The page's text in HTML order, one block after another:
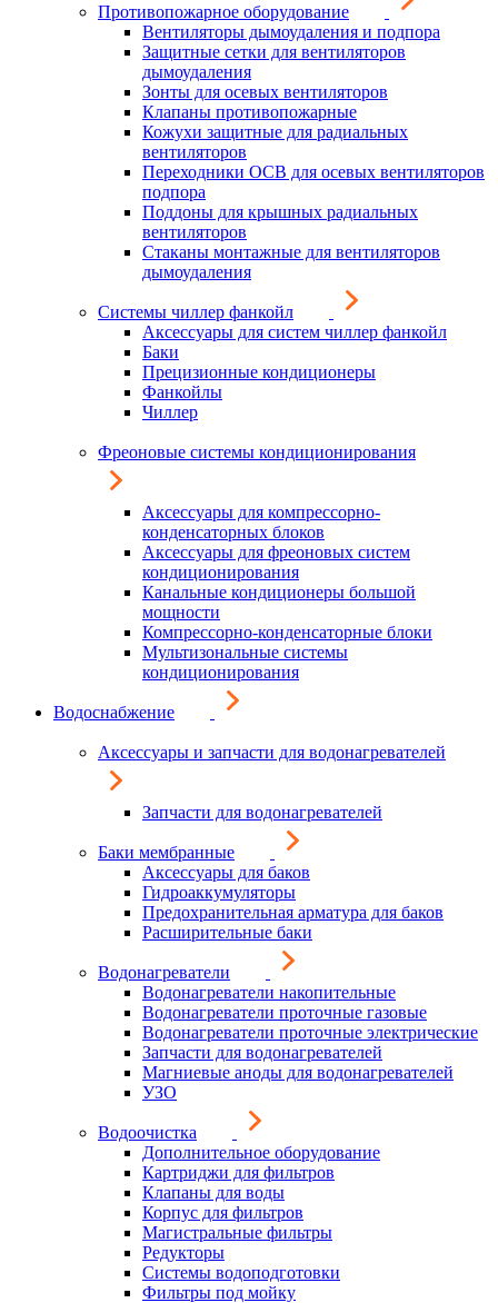
Противопожарное оборудование
Вентиляторы дымоудаления и подпора
Защитные сетки для вентиляторов
дымоудаления
Зонты для осевых вентиляторов
Клапаны противопожарные
Кожухи защитные для радиальных
вентиляторов
Переходники ОСВ для осевых вентиляторов
подпора
Поддоны для крышных радиальных
вентиляторов
Стаканы монтажные для вентиляторов
дымоудаления
Системы чиллер фанкойл
Аксессуары для систем чиллер фанкойл
Баки
Прецизионные кондиционеры
Фанкойлы
Чиллер
Фреоновые системы кондиционирования
Аксессуары для компрессорно-
конденсаторных блоков
Аксессуары для фреоновых систем
кондиционирования
Канальные кондиционеры большой
мощности
Компрессорно-конденсаторные блоки
Мультизональные системы
кондиционирования
Водоснабжение
Аксессуары и запчасти для водонагревателей
Запчасти для водонагревателей
Баки мембранные
Аксессуары для баков
Гидроаккумуляторы
Предохранительная арматура для баков
Расширительные баки
Водонагреватели
Водонагреватели накопительные
Водонагреватели проточные газовые
Водонагреватели проточные электрические
Запчасти для водонагревателей
Магниевые аноды для водонагревателей
УЗО
Водоочистка
Дополнительное оборудование
Картриджи для фильтров
Клапаны для воды
Корпус для фильтров
Магистральные фильтры
Редукторы
Системы водоподготовки
Фильтры под мойку